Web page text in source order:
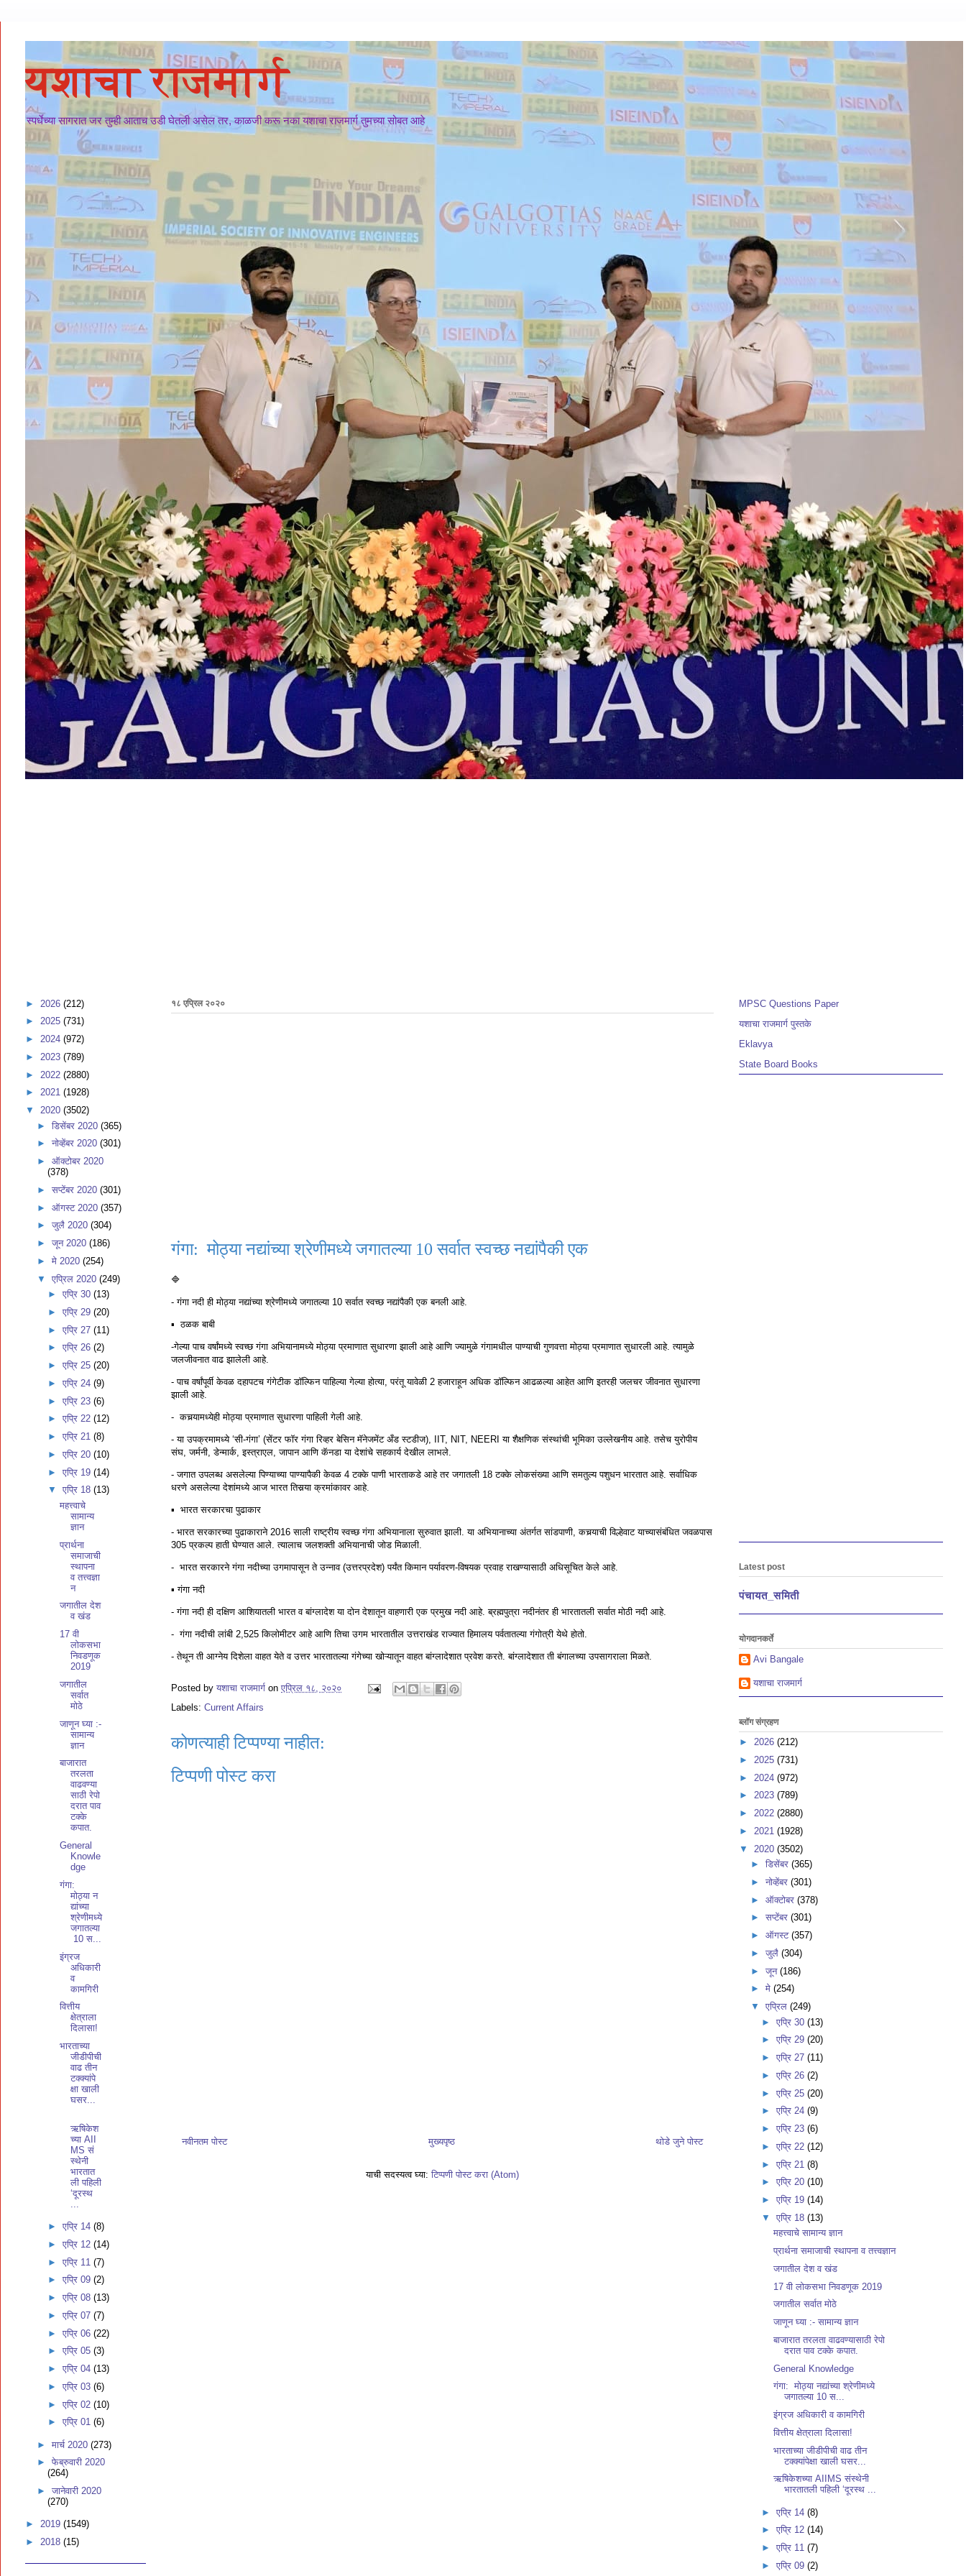
यशाचा राजमार्ग
स्पर्धेच्या सागरात जर तुम्ही आताच उडी घेतली असेल तर, काळजी करू नका यशाचा राजमार्ग तुमच्या सोबत आहे
१८ एप्रिल २०२०
गंगा: मोठ्या नद्यांच्या श्रेणीमध्ये जगातल्या 10 सर्वात स्वच्छ नद्यांपैकी एक
🔷
- गंगा नदी ही मोठ्या नद्यांच्या श्रेणीमध्ये जगातल्या 10 सर्वात स्वच्छ नद्यांपैकी एक बनली आहे.
▪️ ठळक बाबी
-गेल्या पाच वर्षांमध्ये स्वच्छ गंगा अभियानामध्ये मोठ्या प्रमाणात सुधारणा झाली आहे आणि ज्यामुळे गंगामधील पाण्याची गुणवत्ता मोठ्या प्रमाणात सुधारली आहे. त्यामुळे
जलजीवनात वाढ झालेली आहे.
- पाच वर्षांपूर्वी केवळ दहापटच गंगेटीक डॉल्फिन पाहिल्या गेल्या होत्या, परंतू यावेळी 2 हजाराहून अधिक डॉल्फिन आढळल्या आहेत आणि इतरही जलचर जीवनात सुधारणा
झाली आहे.
- कचर्‍यामध्येही मोठ्या प्रमाणात सुधारणा पाहिली गेली आहे.
- या उपक्रमामध्ये ‘सी-गंगा’ (सेंटर फॉर गंगा रिव्हर बेसिन मॅनेजमेंट अँड स्टडीज), IIT, NIT, NEERI या शैक्षणिक संस्थांची भूमिका उल्लेखनीय आहे. तसेच युरोपीय
संघ, जर्मनी, डेन्मार्क, इस्त्राएल, जापान आणि कॅनडा या देशांचे सहकार्य देखील लाभले.
- जगात उपलब्ध असलेल्या पिण्याच्या पाण्यापैकी केवळ 4 टक्के पाणी भारताकडे आहे तर जगातली 18 टक्के लोकसंख्या आणि समतुल्य पशुधन भारतात आहे. सर्वाधिक
धरणे असलेल्या देशांमध्ये आज भारत तिसर्‍या क्रमांकावर आहे.
▪️ भारत सरकारचा पुढाकार
- भारत सरकारच्या पुढाकाराने 2016 साली राष्ट्रीय स्वच्छ गंगा अभियानाला सुरुवात झाली. या अभियानाच्या अंतर्गत सांडपाणी, कचर्‍याची विल्हेवाट याच्यासंबंधित जवळपास
305 प्रकल्प हाती घेण्यात आले. त्यालाच जलशक्ती अभियानाची जोड मिळाली.
- भारत सरकारने गंगा नदीच्या उगमापासून ते उन्नाव (उत्तरप्रदेश) पर्यंत किमान पर्यावरण-विषयक प्रवाह राखण्यासाठी अधिसूचित केले आहे.
▪️ गंगा नदी
- गंगा नदी ही दक्षिण आशियातली भारत व बांग्लादेश या दोन देशातून वाहणारी एक प्रमुख नदी आहे. ब्रह्मपुत्रा नदीनंतर ही भारतातली सर्वात मोठी नदी आहे.
- गंगा नदीची लांबी 2,525 किलोमीटर आहे आणि तिचा उगम भारतातील उत्तराखंड राज्यात हिमालय पर्वतातल्या गंगोत्री येथे होतो.
- तेथून ती आग्नेय दिशेला वाहत येते व उत्तर भारतातल्या गंगेच्या खोऱ्यातून वाहत बांग्लादेशात प्रवेश करते. बांग्लादेशात ती बंगालच्या उपसागराला मिळते.
Posted by यशाचा राजमार्ग on एप्रिल १८, २०२०
Labels: Current Affairs
कोणत्याही टिप्पण्‍या नाहीत:
टिप्पणी पोस्ट करा
नवीनतम पोस्ट थोडे जुने पोस्ट
मुख्यपृष्ठ
याची सदस्यत्व घ्या: टिप्पणी पोस्ट करा (Atom)
► 2026 (212)
► 2025 (731)
► 2024 (972)
► 2023 (789)
► 2022 (2880)
► 2021 (1928)
▼ 2020 (3502)
► डिसेंबर 2020 (365)
► नोव्हेंबर 2020 (301)
► ऑक्टोबर 2020
(378)
► सप्टेंबर 2020 (301)
► ऑगस्ट 2020 (357)
► जुलै 2020 (304)
► जून 2020 (186)
► मे 2020 (254)
▼ एप्रिल 2020 (249)
►एप्रि 30(13)
►एप्रि 29(20)
►एप्रि 27(11)
►एप्रि 26(2)
►एप्रि 25(20)
►एप्रि 24(9)
►एप्रि 23(6)
►एप्रि 22(12)
►एप्रि 21(8)
►एप्रि 20(10)
►एप्रि 19(14)
▼एप्रि 18(13)
महत्त्वाचे
सामान्य
ज्ञान
प्रार्थना
समाजाची
स्थापना
व तत्त्वज्ञा
न
जगातील देश
व खंड
17 वी
लोकसभा
निवडणूक
2019
जगातील
सर्वात
मोठे
जाणून घ्या :-
सामान्य
ज्ञान
बाजारात
तरलता
वाढवण्या
साठी रेपो
दरात पाव
टक्के
कपात.
General
Knowle
dge
गंगा:
मोठ्या न
द्यांच्या
श्रेणीमध्ये
जगातल्या
10 स...
इंग्रज
अधिकारी
व
कामगिरी
वित्तीय
क्षेत्राला
दिलासा!
भारताच्या
जीडीपीची
वाढ तीन
टक्क्यांपे
क्षा खाली
घसर...
ऋषिकेश
च्या AII
MS सं
स्थेनी
भारतात
ली पहिली
‘दूरस्थ
►एप्रि 14(8)
►एप्रि 12(14)
►एप्रि 11(7)
►एप्रि 09(2)
►एप्रि 08(13)
►एप्रि 07(7)
►एप्रि 06(22)
►एप्रि 05(3)
►एप्रि 04(13)
►एप्रि 03(6)
►एप्रि 02(10)
►एप्रि 01(6)
► मार्च 2020 (273)
► फेब्रुवारी 2020
(264)
► जानेवारी 2020
(270)
► 2019 (1549)
► 2018 (15)
MPSC Questions Paper
यशाचा राजमार्ग पुस्तके
Eklavya
State Board Books
Latest post
पंचायत_समिती
योगदानकर्ते
Avi Bangale
यशाचा राजमार्ग
ब्लॉग संग्रहण
► 2026 (212)
► 2025 (731)
► 2024 (972)
► 2023 (789)
► 2022 (2880)
► 2021 (1928)
▼ 2020 (3502)
► डिसेंबर (365)
► नोव्हेंबर (301)
► ऑक्टोबर (378)
► सप्टेंबर (301)
► ऑगस्ट (357)
► जुलै (304)
► जून (186)
► मे (254)
▼ एप्रिल (249)
►एप्रि 30(13)
►एप्रि 29(20)
►एप्रि 27(11)
►एप्रि 26(2)
►एप्रि 25(20)
►एप्रि 24(9)
►एप्रि 23(6)
►एप्रि 22(12)
►एप्रि 21(8)
►एप्रि 20(10)
►एप्रि 19(14)
▼एप्रि 18(13)
महत्त्वाचे सामान्य ज्ञान
प्रार्थना समाजाची स्थापना व तत्त्वज्ञान
जगातील देश व खंड
17 वी लोकसभा निवडणूक 2019
जगातील सर्वात मोठे
जाणून घ्या :- सामान्य ज्ञान
बाजारात तरलता वाढवण्यासाठी रेपो
दरात पाव टक्के कपात.
General Knowledge
गंगा: मोठ्या नद्यांच्या श्रेणीमध्ये
जगातल्या 10 स...
इंग्रज अधिकारी व कामगिरी
वित्तीय क्षेत्राला दिलासा!
भारताच्या जीडीपीची वाढ तीन
टक्क्यांपेक्षा खाली घसर...
​ऋषिकेशच्या AIIMS संस्थेनी
भारतातली पहिली ‘दूरस्थ ...
►एप्रि 14(8)
►एप्रि 12(14)
►एप्रि 11(7)
►एप्रि 09(2)